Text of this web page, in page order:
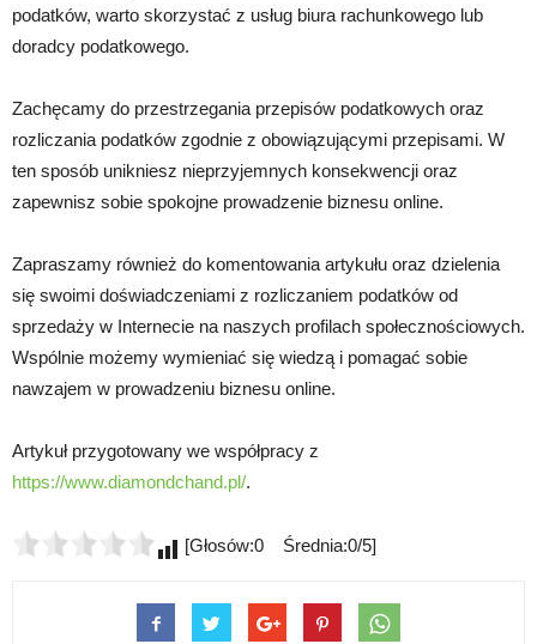
podatków, warto skorzystać z usług biura rachunkowego lub
doradcy podatkowego.
Zachęcamy do przestrzegania przepisów podatkowych oraz
rozliczania podatków zgodnie z obowiązującymi przepisami. W
ten sposób unikniesz nieprzyjemnych konsekwencji oraz
zapewnisz sobie spokojne prowadzenie biznesu online.
Zapraszamy również do komentowania artykułu oraz dzielenia
się swoimi doświadczeniami z rozliczaniem podatków od
sprzedaży w Internecie na naszych profilach społecznościowych.
Wspólnie możemy wymieniać się wiedzą i pomagać sobie
nawzajem w prowadzeniu biznesu online.
Artykuł przygotowany we współpracy z
https://www.diamondchand.pl/.
[Głosów:0 Średnia:0/5]